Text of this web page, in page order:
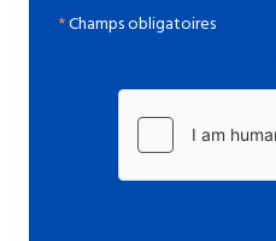
*Champs obligatoires